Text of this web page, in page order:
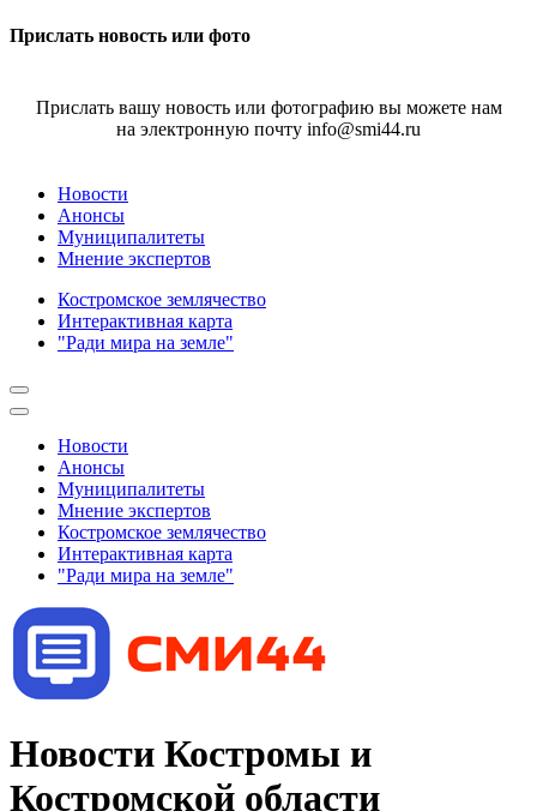
Прислать новость или фото
Прислать вашу новость или фотографию вы можете нам
на электронную почту info@smi44.ru
Новости
Анонсы
Муниципалитеты
Мнение экспертов
Костромское землячество
Интерактивная карта
"Ради мира на земле"
Новости
Анонсы
Муниципалитеты
Мнение экспертов
Костромское землячество
Интерактивная карта
"Ради мира на земле"
Новости Костромы и
Костромской области